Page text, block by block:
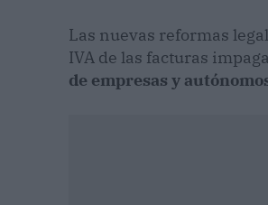
Las nuevas reformas
IVA de las facturas
de empresas y